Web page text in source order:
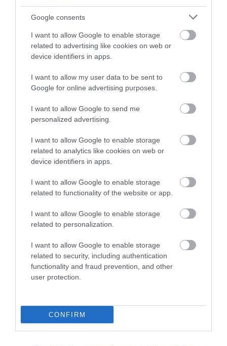
Google consents
I want to allow Google to enable storage
related to advertising like cookies on web or
device identifiers in apps.
I want to allow my user data to be sent to
Google for online advertising purposes.
I want to allow Google to send me
personalized advertising.
I want to allow Google to enable storage
related to analytics like cookies on web or
device identifiers in apps.
I want to allow Google to enable storage
related to functionality of the website or app.
I want to allow Google to enable storage
related to personalization.
I want to allow Google to enable storage
related to security, including authentication
functionality and fraud prevention, and other
user protection.
CONFIRM
GYÓGYSZER
GYÓGYSZERSZEDÉS GYÜMÖLCS ZÖLDSÉG
MIT EGYÜNK, HA 70 FELETT IS
SZERETNÉNK ÖNÁLLÓAN
2026. AUGUSZTUS 05.
LEKÓKAD A MUSKÁTLI? NE TE
HŐSÉGBEN – LEHET, HOGY A
NÖVÉNY ESTÉRE MAGÁHOZ
TÉR